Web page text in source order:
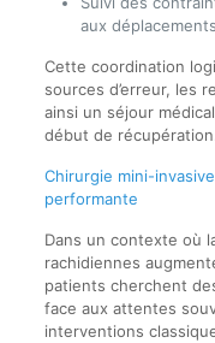
aux
Cette coordination
sources d’erreur, les
ainsi un séjour
début de
Chirurgie mini-
performante
Dans un contexte où
rachidiennes
patients cherchent
face aux attentes
interventions